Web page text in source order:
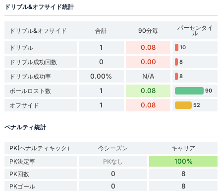
ドリブル&オフサイド統計
ドリブル&オフサイド 合計 90分毎 パーセンタイ
ル
ドリブル
1 0.08 10
ドリブル成功回数 0 0.00 8
ドリブル成功率 0.00% N/A 8
ボールロスト数 1 0.08 90
オフサイド 1 0.08 52
ペナルティ統計
PK(ペナルティキック） 今シーズン
キャリア
PK決定率
PKなし 100%
PK回数 0 8
PKゴール 0 8